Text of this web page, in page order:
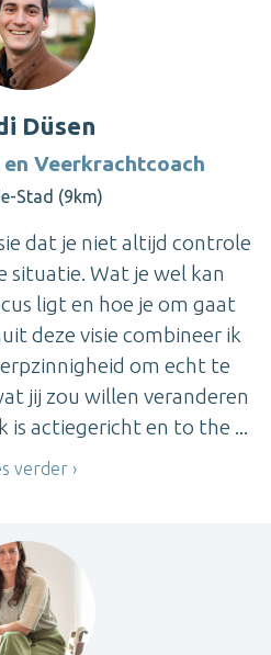
Düsen
Veerkrachtcoach
Stad (9km)
dat je niet altijd controle
situatie. Wat je wel kan
ligt en hoe je om gaat
deze visie combineer ik
om echt te
jij zou willen veranderen
is actiegericht en to the ...
verder